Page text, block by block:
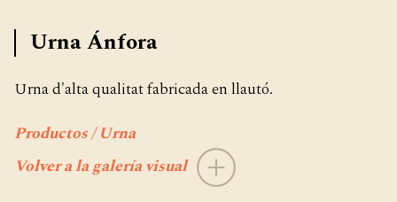
Urna Ánfora
Urna d'alta qualitat fabricada en llautó.
Productos / Urna
Volver a la galería visual